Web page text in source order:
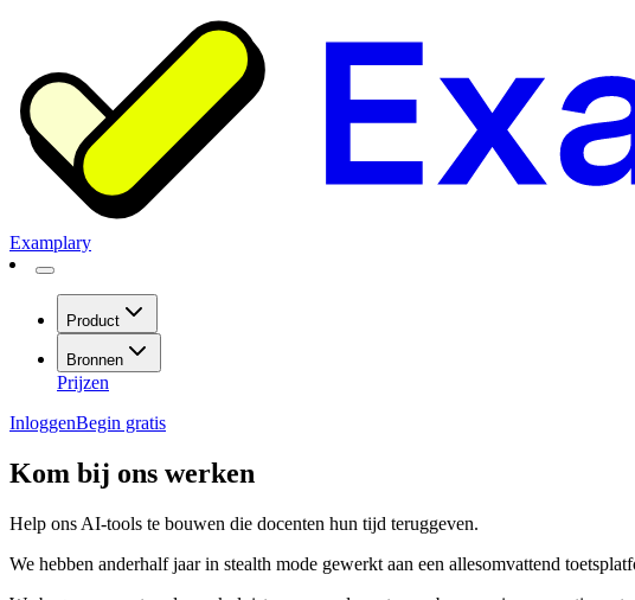
Examplary
Product
Bronnen
Prijzen
InloggenBegin gratis
Kom bij ons werken
Help ons AI-tools te bouwen die docenten hun tijd teruggeven.
We hebben anderhalf jaar in stealth mode gewerkt aan een allesomvattend